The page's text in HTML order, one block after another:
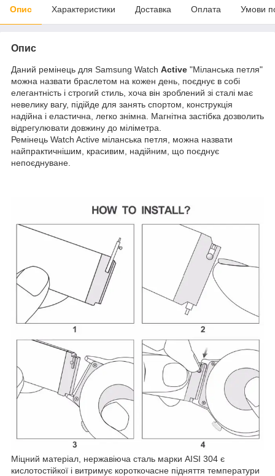
Опис Характеристики Доставка Оплата Умови
Опис
Даний ремінець для Samsung Watch Active "Міланська петля"
можна назвати браслетом на кожен день, поєднує в собі
елегантність і строгий стиль, хоча він зроблений зі сталі має
невелику вагу, підійде для занять спортом, конструкція
надійна і еластична, легко знімна. Магнітна застібка дозволить
відрегулювати довжину до міліметра.
Ремінець Watch Active міланська петля, можна назвати
найпрактичнішим, красивим, надійним, що поєднує
непоєднуване.
Міцний матеріал, нержавіюча сталь марки AISI 304 є
кислотостійкої і витримує короткочасне підняття температури